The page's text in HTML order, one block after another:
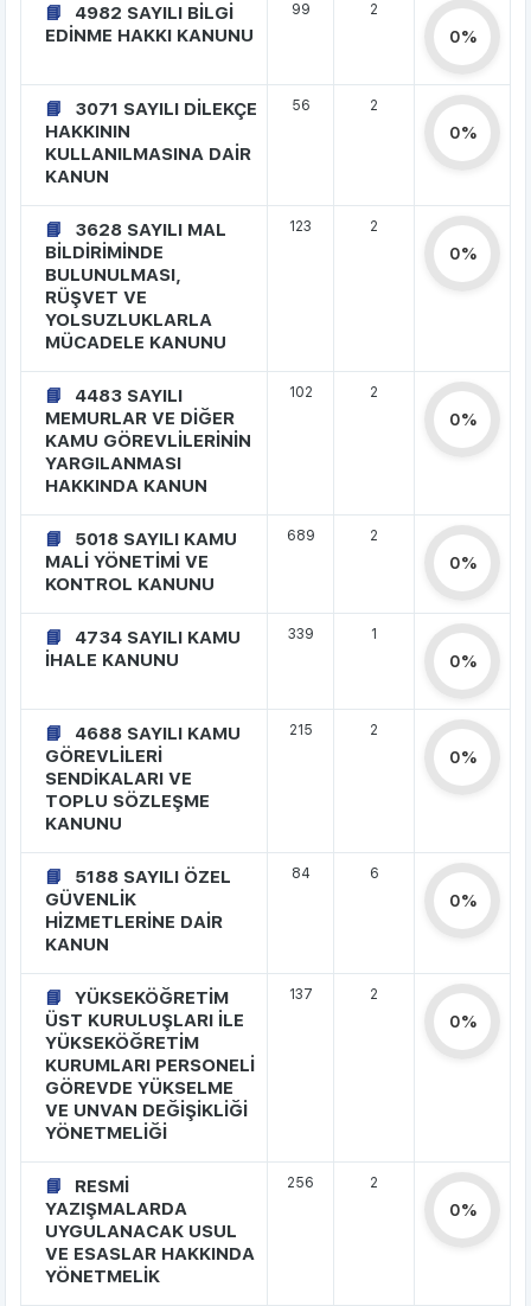
4982 SAYILI BİLGİ
EDİNME HAKKI KANUNU
99 2
0%
3071 SAYILI DİLEKÇE
HAKKININ
KULLANILMASINA DAİR
KANUN
56 2
0%
3628 SAYILI MAL
BİLDİRİMİNDE
BULUNULMASI,
RÜŞVET VE
YOLSUZLUKLARLA
MÜCADELE KANUNU
123 2
0%
4483 SAYILI
MEMURLAR VE DİĞER
KAMU GÖREVLİLERİNİN
YARGILANMASI
HAKKINDA KANUN
102 2
0%
5018 SAYILI KAMU
MALİ YÖNETİMİ VE
KONTROL KANUNU
689 2
0%
4734 SAYILI KAMU
İHALE KANUNU
339 1
0%
4688 SAYILI KAMU
GÖREVLİLERİ
SENDİKALARI VE
TOPLU SÖZLEŞME
KANUNU
215 2
0%
5188 SAYILI ÖZEL
GÜVENLİK
HİZMETLERİNE DAİR
KANUN
84 6
0%
YÜKSEKÖĞRETİM
ÜST KURULUŞLARI İLE
YÜKSEKÖĞRETİM
KURUMLARI PERSONELİ
GÖREVDE YÜKSELME
VE UNVAN DEĞİŞİKLİĞİ
YÖNETMELİĞİ
137 2
0%
RESMİ
YAZIŞMALARDA
UYGULANACAK USUL
VE ESASLAR HAKKINDA
YÖNETMELİK
256 2
0%